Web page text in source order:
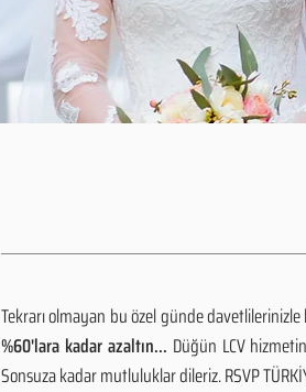
Tekrarı olmayan bu özel günde
%60'lara kadar azaltın... Düğün LCV
Sonsuza kadar mutluluklar dileriz. RSVP